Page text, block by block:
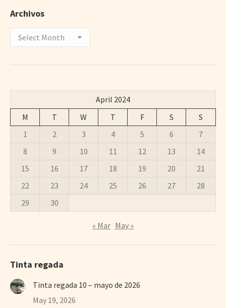
Archivos
Archivos
April 2024
M
T W T F S
S
1
2 3 4 5 6
7
8
9 10 11 12 13
14
15
16 17 18 19 20
21
22
23 24 25 26 27
28
29
30
« Mar May »
Tinta regada
Tinta regada 10 – mayo de 2026
May 19, 2026